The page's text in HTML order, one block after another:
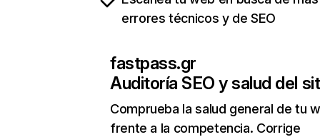
errores técnicos y de SEO
fastpass.gr
Auditoría SEO y salud del
Comprueba la salud general de tu
frente a la competencia. Corrige